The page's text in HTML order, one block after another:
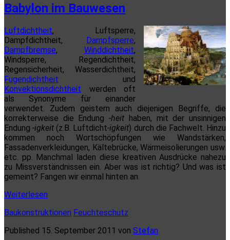
Babylon im Bauwesen
Luftdichtheit, Luftsperre,
Dampfdichtheit, Dampfsperre,
Dampfbremse, Winddichtheit,
Windsperre, Regendichtheit,
Regensicherheit, Wasserdichtheit,
Fugendichtheit und
Konvektionsdichtheit werden oft
als Synonyme für einander
verwendet. Zudem geistern auch diejenigen Begriffe, die
korrekterweise die Endung-heit haben, mit der unsinnigen
Endung-igkeit (z.B. Luftdicht-igkeit) durch die Fachwelt. Hinzu
kommen noch Wortschöpfungen wie Wandstärken,
Fassadenverkleidungen, Kältebrücke, Wärmeisolierungen usw.
etc. pp. Manchmal laden diese kreativen Ausdrücke nahezu
zu Missverständnissen ein. Aber was ist richtig? Und was ist
gemeint? Fangen wir einmal hinten an.
Weiterlesen
Bauwesen
Baukonstruktionen Feuchteschutz
Published 15. September 2011 von Stefan